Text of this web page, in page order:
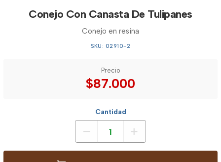
Conejo Con Canasta De Tulipanes
Conejo en resina
SKU: 02910-2
Precio
$87.000
Cantidad